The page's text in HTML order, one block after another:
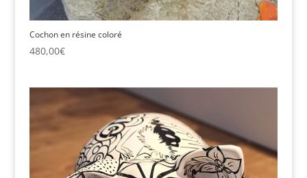
Cochon en résine coloré
480,00€